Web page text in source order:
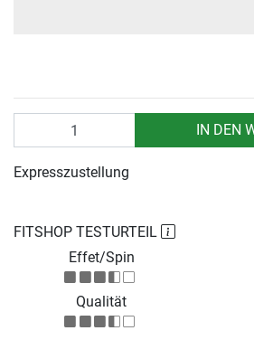
IN DEN
FITSHOP TESTURTEIL
Effet/Spin
Qualität
Expresszustellung